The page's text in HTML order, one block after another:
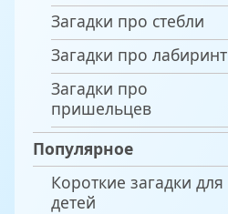
Загадки про стебли
Загадки про лабиринт
Загадки про
пришельцев
Популярное
Короткие загадки для
детей